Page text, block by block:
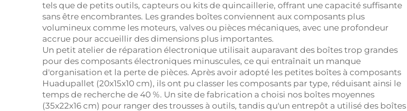
tels que de petits outils, capteurs ou kits de quincaillerie, offrant une capacité suffisante
sans être encombrantes. Les grandes boîtes conviennent aux composants plus
volumineux comme les moteurs, valves ou pièces mécaniques, avec une profondeur
accrue pour accueillir des dimensions plus importantes.
Un petit atelier de réparation électronique utilisait auparavant des boîtes trop grandes
pour des composants électroniques minuscules, ce qui entraînait un manque
d'organisation et la perte de pièces. Après avoir adopté les petites boîtes à composants
Huadupallet (20x15x10 cm), ils ont pu classer les composants par type, réduisant ainsi le
temps de recherche de 40 %. Un site de fabrication a choisi nos boîtes moyennes
(35x22x16 cm) pour ranger des trousses à outils, tandis qu'un entrepôt a utilisé des boîtes